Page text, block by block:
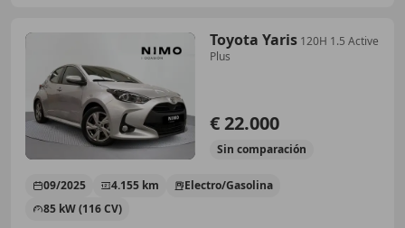
Toyota Yaris 120H 1.5 Active
Plus
€ 22.000
Sin comparación
09/2025 4.155 km
Electro/Gasolina
85 kW (116 CV)